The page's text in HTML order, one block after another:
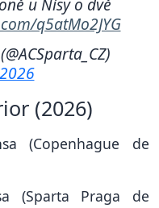
u Nisy o dvě
q5atMo2JYG
(2026)
(Copenhague de
(Sparta Praga de